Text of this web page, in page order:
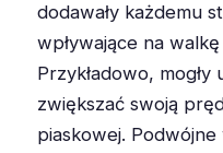
dodawały każdemu
wpływające na
Przykładowo,
zwiększać swoją
piaskowej.